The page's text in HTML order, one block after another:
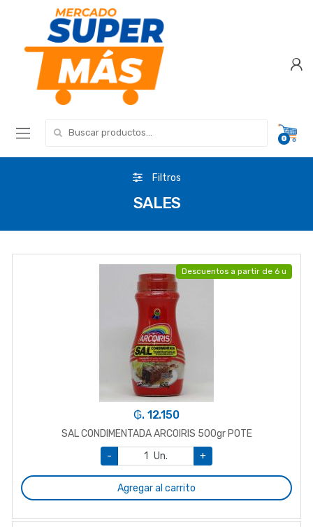
0
Filtros
SALES
Descuentos a partir de 6 u
₲. 12.150
SAL CONDIMENTADA ARCOIRIS 500gr POTE
-
Un. +
Agregar al carrito